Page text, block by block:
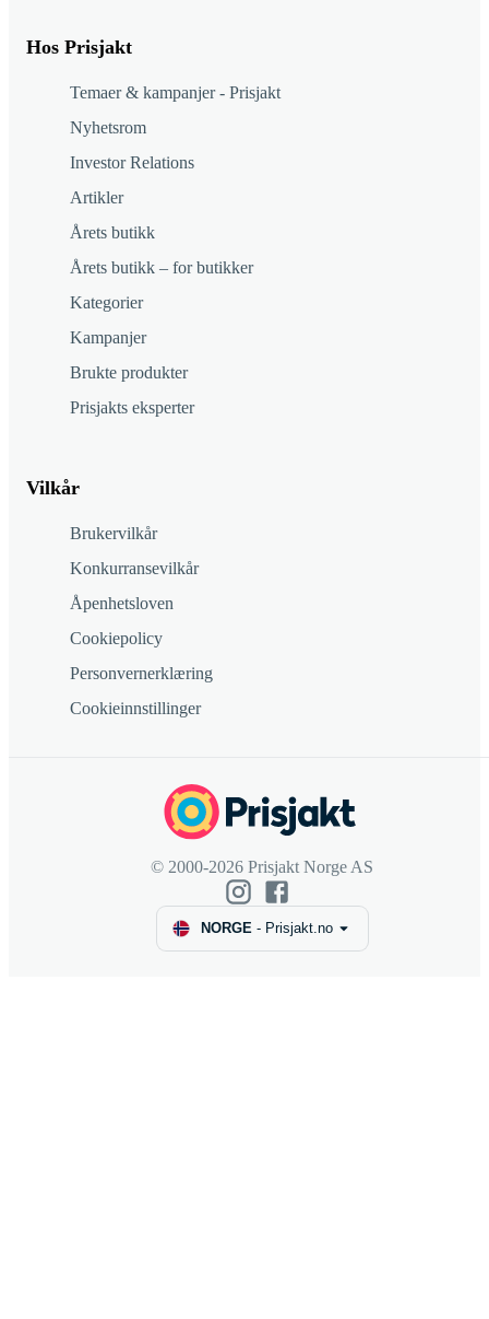
Hos Prisjakt
Temaer & kampanjer - Prisjakt
Nyhetsrom
Investor Relations
Artikler
Årets butikk
Årets butikk – for butikker
Kategorier
Kampanjer
Brukte produkter
Prisjakts eksperter
Vilkår
Brukervilkår
Konkurransevilkår
Åpenhetsloven
Cookiepolicy
Personvernerklæring
Cookieinnstillinger
© 2000-2026 Prisjakt Norge AS
NORGE- Prisjakt.no